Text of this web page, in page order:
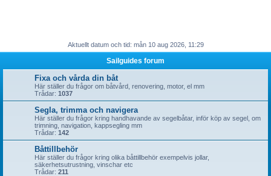
Aktuellt datum och tid: mån 10 aug 2026, 11:29
Sailguides forum
Fixa och vårda din båt
Här ställer du frågor om båtvård, renovering, motor, el mm
Trådar: 1037
Segla, trimma och navigera
Här ställer du frågor kring handhavande av segelbåtar, inför köp av segel, om
trimning, navigation, kappsegling mm
Trådar: 142
Båttillbehör
Här ställer du frågor kring olika båttillbehör exempelvis jollar,
säkerhetsutrustning, vinschar etc
Trådar: 211